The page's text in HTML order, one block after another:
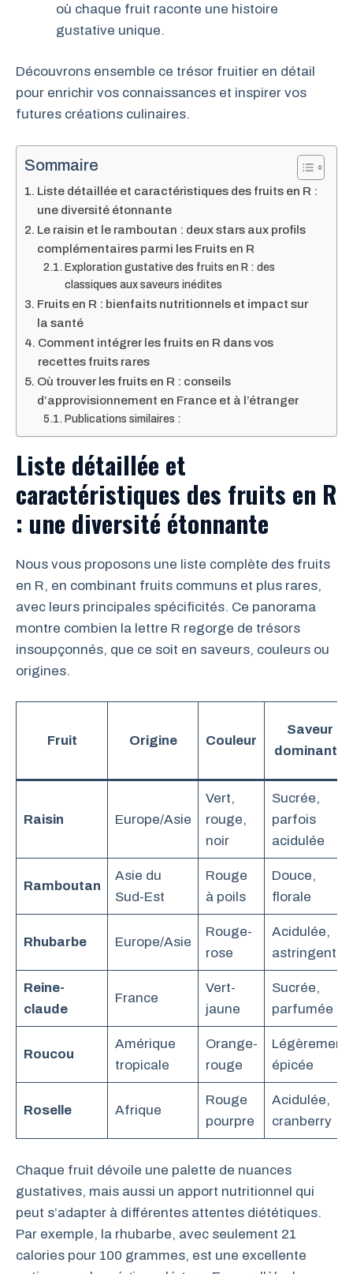
où chaque fruit raconte une histoire
gustative unique.
Découvrons ensemble ce trésor fruitier en détail
pour enrichir vos connaissances et inspirer vos
futures créations culinaires.
Sommaire
Liste détaillée et caractéristiques des fruits en R :
une diversité étonnante
Le raisin et le ramboutan : deux stars aux profils
complémentaires parmi les Fruits en R
Exploration gustative des fruits en R : des
classiques aux saveurs inédites
Fruits en R : bienfaits nutritionnels et impact sur
la santé
Comment intégrer les fruits en R dans vos
recettes fruits rares
Où trouver les fruits en R : conseils
d’approvisionnement en France et à l’étranger
Publications similaires :
Liste détaillée et
caractéristiques des fruits en R
: une diversité étonnante
Nous vous proposons une liste complète des fruits
en R, en combinant fruits communs et plus rares,
avec leurs principales spécificités. Ce panorama
montre combien la lettre R regorge de trésors
insoupçonnés, que ce soit en saveurs, couleurs ou
origines.
Fruit Origine Couleur
Saveur
dominante
Raisin Europe/Asie
Vert,
rouge,
noir
Sucrée,
parfois
acidulée
Ramboutan
Asie du
Sud-Est
Rouge
à poils
Douce,
florale
Rhubarbe Europe/Asie
Rouge-
rose
Acidulée,
astringente
Reine-
claude
France
Vert-
jaune
Sucrée,
parfumée
Roucou
Amérique
tropicale
Orange-
rouge
Légèrement
épicée
Roselle Afrique
Rouge
pourpre
Acidulée,
cranberry
Chaque fruit dévoile une palette de nuances
gustatives, mais aussi un apport nutritionnel qui
peut s’adapter à différentes attentes diététiques.
Par exemple, la rhubarbe, avec seulement 21
calories pour 100 grammes, est une excellente